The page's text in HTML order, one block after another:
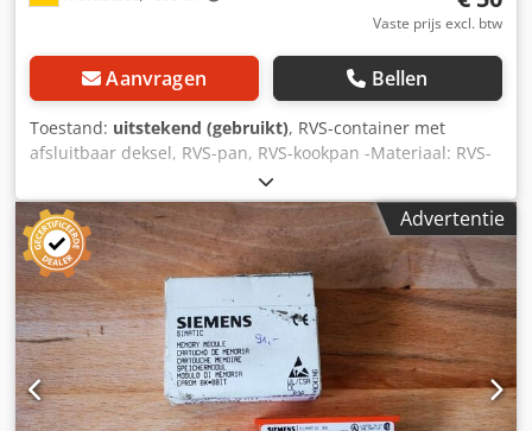
Vaste prijs excl. btw
Aanvragen Bellen
Toestand: uitstekend (gebruikt), RVS-container met
afsluitbaar deksel, RVS-pan, RVS-kookpan -Materiaal: RVS-
pan Crjdpfx Ajb Uhmrspdof -Binnenafmetingen: 375 mm -
Diepte: 310 mm -Aantal: 1 stuk beschikbaar -Prijs: per stuk
-Afmetingen: 400/H310 mm -Gewicht: 2,4 kg
Advertentie